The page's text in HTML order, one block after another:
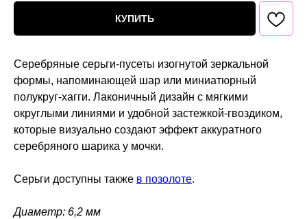
КУПИТЬ
Серебряные серьги-пусеты изогнутой зеркальной
формы, напоминающей шар или миниатюрный
полукруг‑хагги. Лаконичный дизайн с мягкими
округлыми линиями и удобной застежкой‑гвоздиком,
которые визуально создают эффект аккуратного
серебряного шарика у мочки.
Серьги доступны также в позолоте.
Диаметр: 6,2 мм